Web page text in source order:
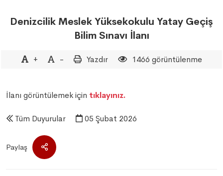
Denizcilik Meslek Yüksekokulu Yatay Geçiş
Bilim Sınavı İlanı
+ - Yazdır 1466 görüntülenme
İlanı görüntülemek için tıklayınız.
Tüm Duyurular 05 Şubat 2026
Paylaş